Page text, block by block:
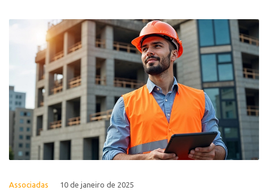
Associadas 10 de janeiro de 2025